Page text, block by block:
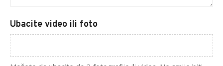
Ubacite video ili foto